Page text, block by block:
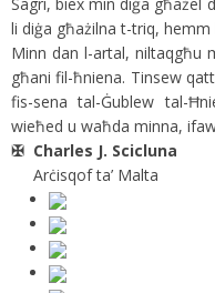
li diġa għażilna t-triq,
Minn dan l-artal, niltaqgħu
għani fil-ħniena. Tinsew
fis-sena tal-Ġublew tal-
wieħed u waħda minna,
✠ Charles
Arċisqof ta’ Malta